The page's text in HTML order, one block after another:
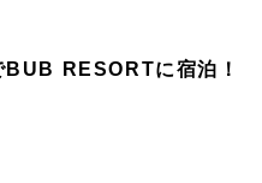
BUB RESORTに宿泊！